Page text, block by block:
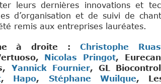
leurs dernières innovations et
d’organisation et de suivi de
remis aux entreprises lauréates.
à droite :Christophe Ruas
Nicolas Pringot,
Yannick Fournier, GL
, Hapo, Stéphane Wuilque,